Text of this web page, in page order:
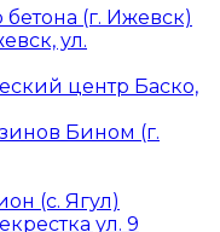
(г. Ижевск)
ул.
центр Баско,
Бином (г.
(с. Ягул)
ул. 9